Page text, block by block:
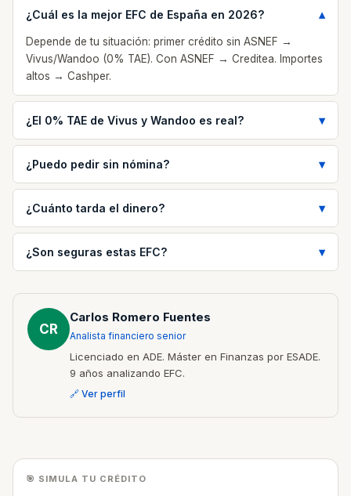
¿Cuál es la mejor EFC de España en 2026?
Depende de tu situación: primer crédito sin ASNEF →
Vivus/Wandoo (0% TAE). Con ASNEF → Creditea. Importes
altos → Cashper.
¿El 0% TAE de Vivus y Wandoo es real?
¿Puedo pedir sin nómina?
¿Cuánto tarda el dinero?
¿Son seguras estas EFC?
CR
Carlos Romero Fuentes
Analista financiero senior
Licenciado en ADE. Máster en Finanzas por ESADE.
9 años analizando EFC.
🔗 Ver perfil
🎯 SIMULA TU CRÉDITO